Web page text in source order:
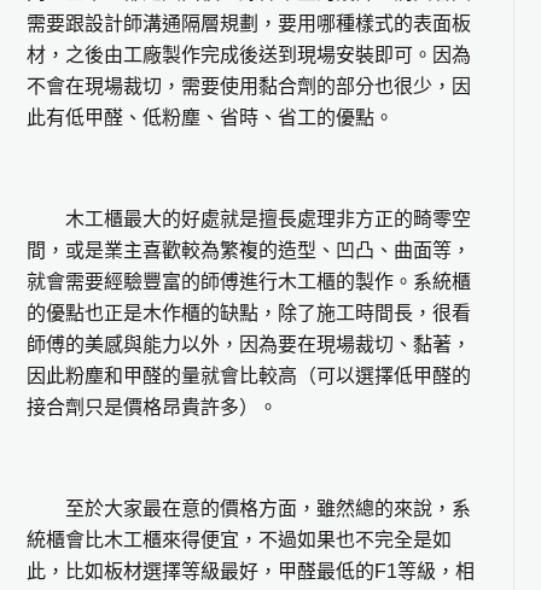
需要跟設計師溝通隔層規劃，要用哪種樣式的表面板
材，之後由工廠製作完成後送到現場安裝即可。因為
不會在現場裁切，需要使用黏合劑的部分也很少，因
此有低甲醛、低粉塵、省時、省工的優點。
木工櫃最大的好處就是擅長處理非方正的畸零空
間，或是業主喜歡較為繁複的造型、凹凸、曲面等，
就會需要經驗豐富的師傅進行木工櫃的製作。系統櫃
的優點也正是木作櫃的缺點，除了施工時間長，很看
師傅的美感與能力以外，因為要在現場裁切、黏著，
因此粉塵和甲醛的量就會比較高（可以選擇低甲醛的
接合劑只是價格昂貴許多）。
至於大家最在意的價格方面，雖然總的來說，系
統櫃會比木工櫃來得便宜，不過如果也不完全是如
此，比如板材選擇等級最好，甲醛最低的F1等級，相